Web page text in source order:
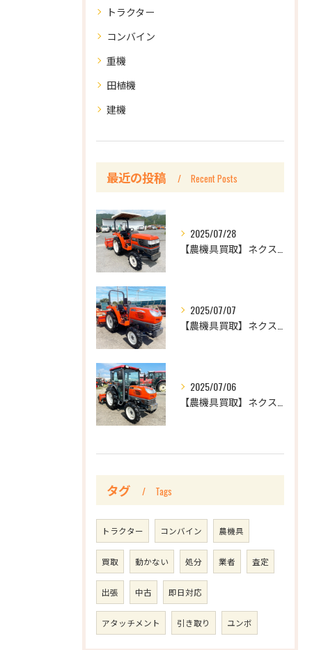
トラクター
コンバイン
重機
田植機
建機
最近の投稿 Recent Posts
2025/07/28
2025/07/07
2025/07/06
タグ Tags
トラクター コンバイン 農機具
買取 動かない 処分 業者 査定
出張 中古 即日対応
アタッチメント 引き取り ユンボ